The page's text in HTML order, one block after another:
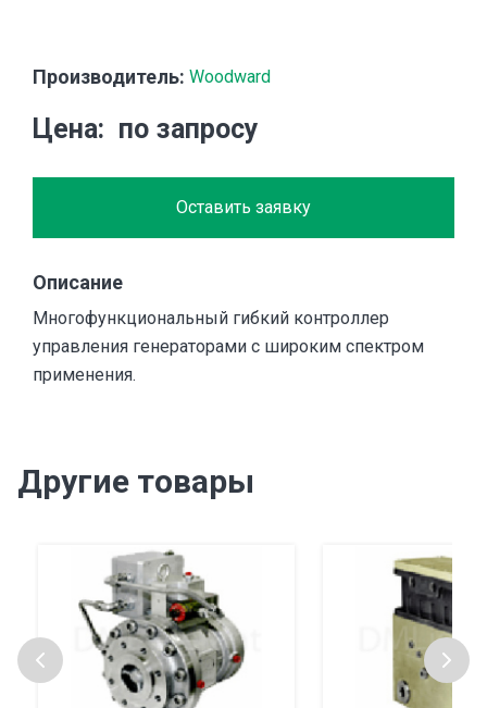
Производитель: Woodward
Цена по запросу
Оставить заявку
Описание
Многофункциональный гибкий контроллер
управления генераторами с широким спектром
применения.
Другие товары